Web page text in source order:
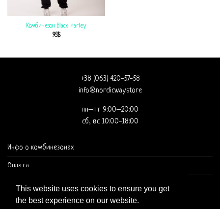
This website uses cookies to ensure you get
the best experience on our website.
Комбинезон Black Harley
95$
+38 (063) 420-57-58
info@nordicway.store
пн–пт 9:00–20:00
сб, вс 10:00-18:00
Инфо о комбинезонах
Оплата
Доставка и оформление заказа